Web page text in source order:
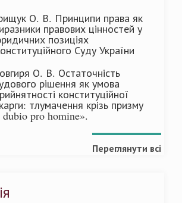
О. В. Принципи права як
правових цінностей у
позиціях
Суду України
О. В. Остаточність
рішення як умова
конституційної
тлумачення крізь призму
pro homine».
Переглянути всі